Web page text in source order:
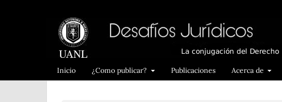
Inicio ¿Como publicar? Publicaciones Acerca de